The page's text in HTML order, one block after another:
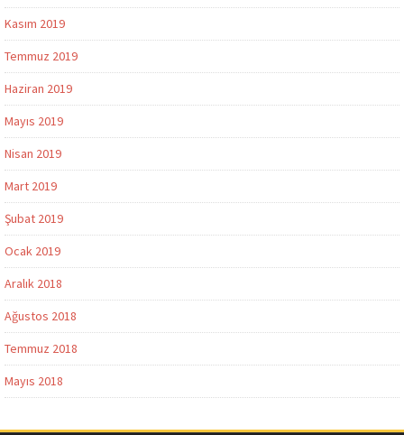
Kasım 2019
Temmuz 2019
Haziran 2019
Mayıs 2019
Nisan 2019
Mart 2019
Şubat 2019
Ocak 2019
Aralık 2018
Ağustos 2018
Temmuz 2018
Mayıs 2018